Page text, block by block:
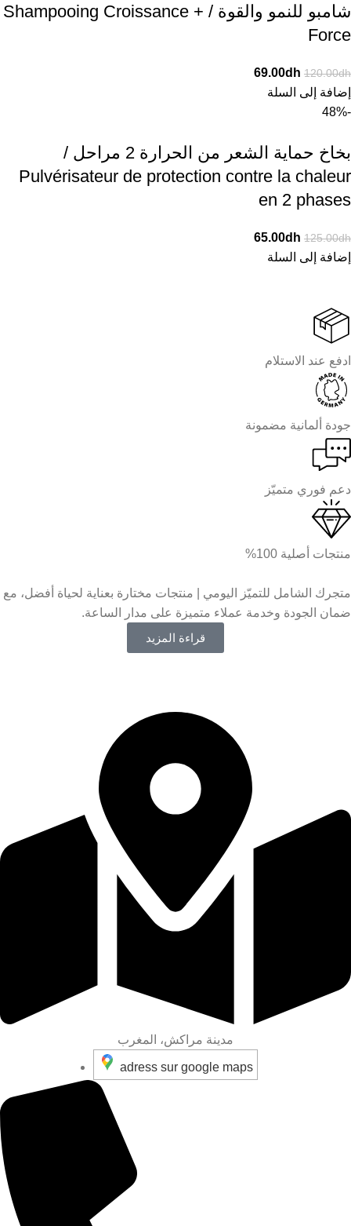
شامبو للنمو والقوة / Shampooing Croissance +
Force
120.00dh
69.00dh
إضافة إلى السلة
-48%
بخاخ حماية الشعر من الحرارة 2 مراحل /
Pulvérisateur de protection contre la chaleur
en 2 phases
125.00dh
65.00dh
إضافة إلى السلة
ادفع عند الاستلام
جودة ألمانية مضمونة
دعم فوري متميّز
منتجات أصلية 100%
متجرك الشامل للتميّز اليومي | منتجات مختارة بعناية لحياة أفضل، مع
ضمان الجودة وخدمة عملاء متميزة على مدار الساعة.
قراءة المزيد
مدينة مراكش، المغرب
adress sur google maps